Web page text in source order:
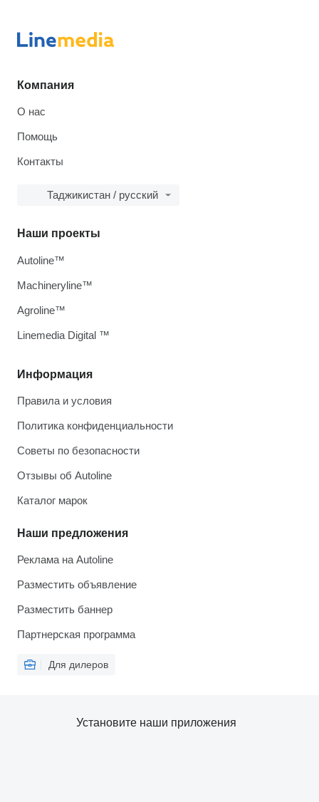
Компания
О нас
Помощь
Контакты
Таджикистан / русский
Информация
Правила и условия
Политика конфиденциальности
Советы по безопасности
Отзывы об Autoline
Каталог марок
Наши предложения
Реклама на Autoline
Разместить объявление
Разместить баннер
Партнерская программа
Для дилеров
Наши проекты
Autoline™
Machineryline™
Agroline™
Linemedia Digital ™
Установите наши приложения